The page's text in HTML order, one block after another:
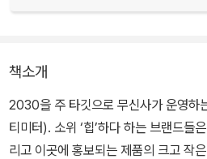
책소개
2030을 주 타깃으로 무신사가 운영하
티미터). 소위 ‘힙’하다 하는 브랜드들
리고 이곳에 홍보되는 제품의 크고 작